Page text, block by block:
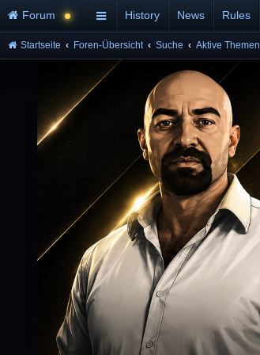
Forum History News Rules
Startseite Foren-Übersicht Suche Aktive Themen